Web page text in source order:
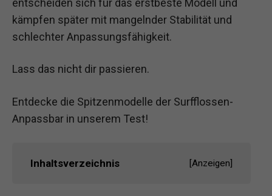
entscheiden sich für das erstbeste Modell und
kämpfen später mit mangelnder Stabilität und
schlechter Anpassungsfähigkeit.
Lass das nicht dir passieren.
Entdecke die Spitzenmodelle der Surfflossen-
Anpassbar in unserem Test!
Inhaltsverzeichnis [Anzeigen]